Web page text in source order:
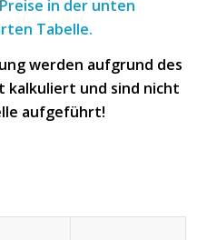
in der unten
Tabelle.
werden aufgrund des
kalkuliert und sind nicht
aufgeführt!